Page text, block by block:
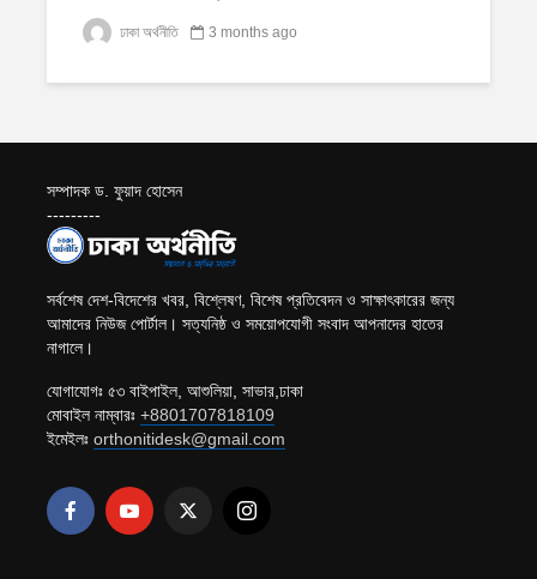
ঢাকা অর্থনীতি 3 months ago
সম্পাদক ড. ফুয়াদ হোসেন
---------
সর্বশেষ দেশ-বিদেশের খবর, বিশ্লেষণ, বিশেষ প্রতিবেদন ও সাক্ষাৎকারের জন্য
আমাদের নিউজ পোর্টাল। সত্যনিষ্ঠ ও সময়োপযোগী সংবাদ আপনাদের হাতের
নাগালে।
যোগাযোগঃ ৫৩ বাইপাইল, আশুলিয়া, সাভার,ঢাকা
মোবাইল নাম্বারঃ +8801707818109
ইমেইলঃ orthonitidesk@gmail.com